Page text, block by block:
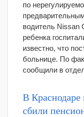
по
водитель Nissan
ребенка
известно, что
больнице. По
сообщили в
В Краснодаре
сбили